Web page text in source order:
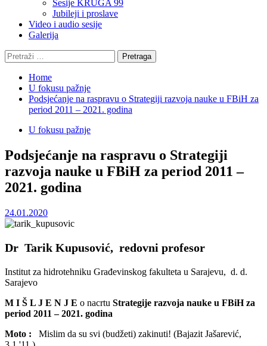
Sesije KRUGA 99
Jubileji i proslave
Video i audio sesije
Galerija
Pretraga:
Home
U fokusu pažnje
Podsjećanje na raspravu o Strategiji razvoja nauke u FBiH za
period 2011 – 2021. godina
U fokusu pažnje
Podsjećanje na raspravu o Strategiji
razvoja nauke u FBiH za period 2011 –
2021. godina
24.01.2020
Dr Tarik Kupusović, redovni profesor
Institut za hidrotehniku Građevinskog fakulteta u Sarajevu, d. d.
Sarajevo
M I Š L J E N J E o nacrtu Strategije razvoja nauke u FBiH za
period 2011 – 2021. godina
Moto : Mislim da su svi (budžeti) zakinuti! (Bajazit Jašarević,